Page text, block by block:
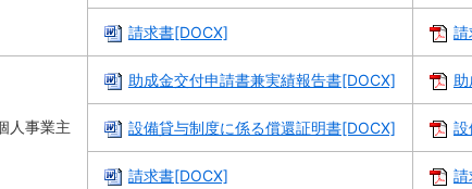
請求書[DOCX] 請
人事業主
助成金交付申請書兼実績報告書[DOCX]
設備貸与制度に係る償還証明書[DOCX] 設
請求書[DOCX] 請